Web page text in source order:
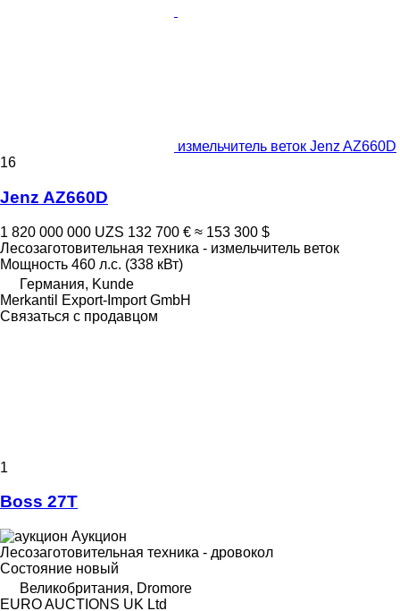
измельчитель веток Jenz AZ660D
16
Jenz AZ660D
1 820 000 000 UZS 132 700 € ≈ 153 300 $
Лесозаготовительная техника - измельчитель веток
Мощность 460 л.с. (338 кВт)
Германия, Kunde
Merkantil Export-Import GmbH
Связаться с продавцом
1
Boss 27T
Аукцион
Лесозаготовительная техника - дровокол
Состояние новый
Великобритания, Dromore
EURO AUCTIONS UK Ltd